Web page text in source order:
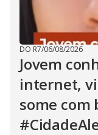
DO R7/06/08/2026
Jovem
internet,
some com